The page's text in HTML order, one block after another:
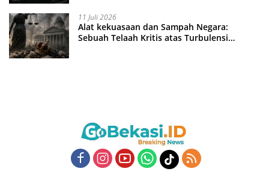
11 Juli 2026
Alat kekuasaan dan Sampah Negara:
Sebuah Telaah Kritis atas Turbulensi